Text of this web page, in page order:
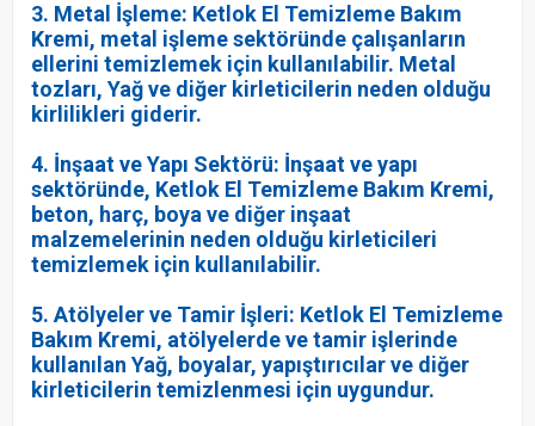
3. Metal İşleme: Ketlok El Temizleme Bakım
Kremi, metal işleme sektöründe çalışanların
ellerini temizlemek için kullanılabilir. Metal
tozları, Yağ ve diğer kirleticilerin neden olduğu
kirlilikleri giderir.
4. İnşaat ve Yapı Sektörü: İnşaat ve yapı
sektöründe, Ketlok El Temizleme Bakım Kremi,
beton, harç, boya ve diğer inşaat
malzemelerinin neden olduğu kirleticileri
temizlemek için kullanılabilir.
5. Atölyeler ve Tamir İşleri: Ketlok El Temizleme
Bakım Kremi, atölyelerde ve tamir işlerinde
kullanılan Yağ, boyalar, yapıştırıcılar ve diğer
kirleticilerin temizlenmesi için uygundur.